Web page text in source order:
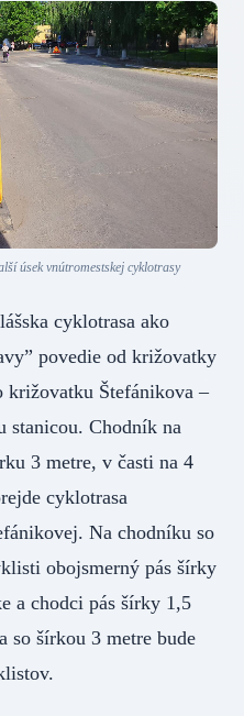
úsek vnútromestskej cyklotrasy
cyklotrasa ako
povedie od križovatky
križovatku Štefánikova –
stanicou. Chodník na
3 metre, v časti na 4
cyklotrasa
Na chodníku so
obojsmerný pás šírky
a chodci pás šírky 1,5
so šírkou 3 metre bude